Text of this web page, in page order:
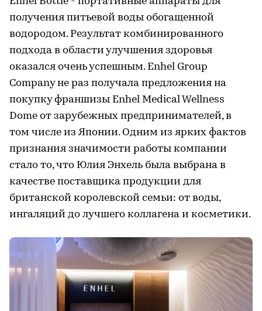
получения питьевой воды обогащенной
водородом. Результат комбинированного
подхода в области улучшения здоровья
оказался очень успешным. Enhel Group
Company не раз получала предложения на
покупку франшизы Enhel Medical Wellness
Dome от зарубежных предпринимателей, в
том числе из Японии. Одним из ярких фактов
признания значимости работы компании
стало то, что Юлия Энхель была выбрана в
качестве поставщика продукции для
британской королевской семьи: от воды,
ингаляций до лучшего коллагена и косметики.